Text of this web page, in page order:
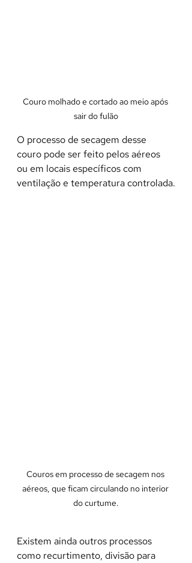
Couro molhado e cortado ao meio após
sair do fulão
O processo de secagem desse
couro pode ser feito pelos aéreos
ou em locais específicos com
ventilação e temperatura controlada.
Couros em processo de secagem nos
aéreos, que ficam circulando no interior
do curtume.
Existem ainda outros processos
como recurtimento, divisão para